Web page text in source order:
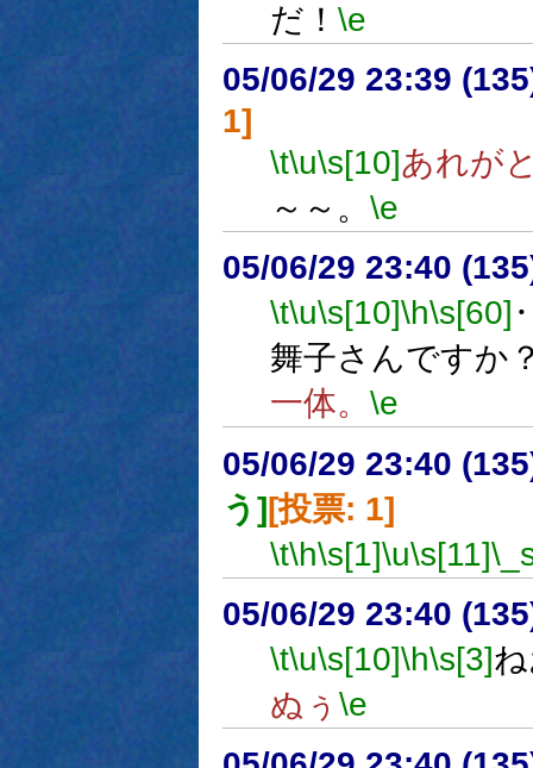
だ！ \e
05/06/29 23:39
1]
\t\u\s[10]あれが
～～。 \e
05/06/29 23:40
\t\u\s[10]\h\s[60]
舞子さんですか
一体。 \e
05/06/29 23:40
う][投票: 1]
\t\h\s[1]\u\s[11]
05/06/29 23:40
\t\u\s[10]\h\s[3]
ぬぅ \e